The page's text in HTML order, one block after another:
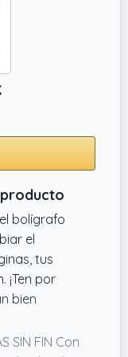
óptico
y precisión.
con
plegable de
el bolígrafo
el
tus
¡Ten por
bien
SIN FIN Con